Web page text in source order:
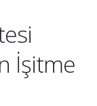
İşitme